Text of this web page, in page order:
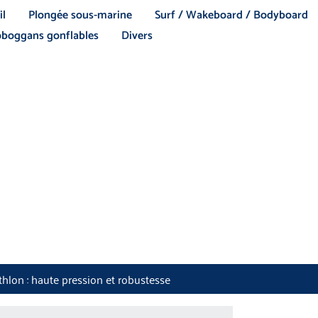
Plongée sous-marine
Surf / Wakeboard / Bodyboard
gonflables Divers
: haute pression et robustesse